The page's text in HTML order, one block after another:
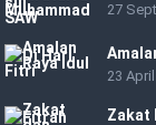
27
23
Zakat